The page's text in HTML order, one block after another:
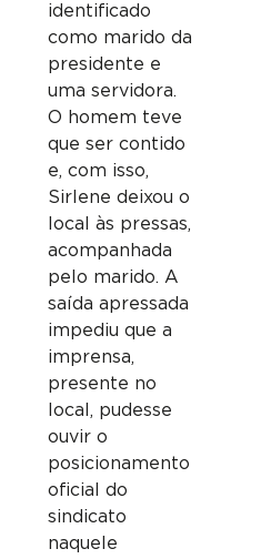
identificado
como marido da
presidente e
uma servidora.
O homem teve
que ser contido
e, com isso,
Sirlene deixou o
local às pressas,
acompanhada
pelo marido. A
saída apressada
impediu que a
imprensa,
presente no
local, pudesse
ouvir o
posicionamento
oficial do
sindicato
naquele